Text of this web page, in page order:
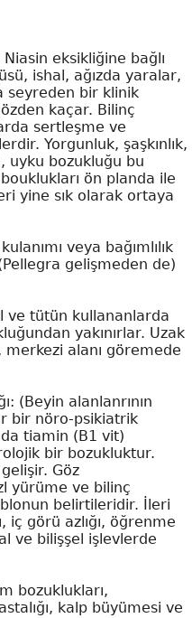
eksikliğine bağlı
ishal, ağızda yaralar,
seyreden bir klinik
kaçar. Bilinç
sertleşme ve
Yorgunluk, şaşkınlık,
uyku bozukluğu bu
ön planda ile
yine sık olarak ortaya
veya bağımlılık
gelişmeden de)
ve tütün kullananlarda
yakınırlar. Uzak
merkezi alanı göremede
(Beyin alanlanrının
bir nöro-psikiatrik
tiamin (B1 vit)
bir bozukluktur.
gelişir. Göz
yürüme ve bilinç
belirtileridir. İleri
iç görü azlığı, öğrenme
ve bilişşel işlevlerde
bozuklukları,
kalp büyümesi ve